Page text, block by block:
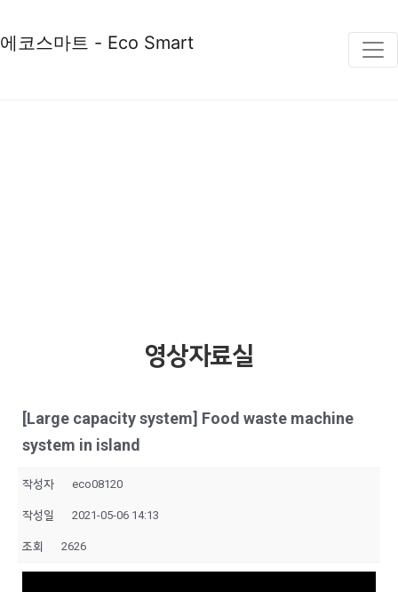
에코스마트 - Eco Smart
영상자료실
[Large capacity system] Food waste machine
system in island
작성자 eco08120
작성일 2021-05-06 14:13
조회 2626